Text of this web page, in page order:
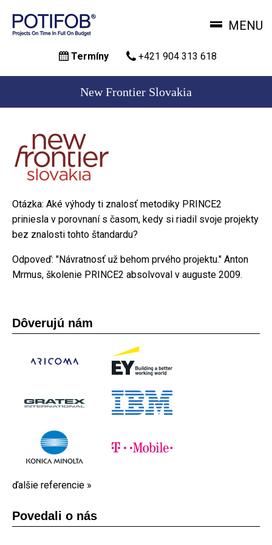
hlavný
MENU
Termíny +421 904 313 618
New Frontier Slovakia
Otázka: Aké výhody ti znalosť metodiky PRINCE2
priniesla v porovnaní s časom, kedy si riadil svoje projekty
bez znalosti tohto štandardu?
Odpoveď: "Návratnosť už behom prvého projektu." Anton
Mrmus, školenie PRINCE2 absolvoval v auguste 2009.
Dôverujú nám
ďalšie referencie »
Povedali o nás